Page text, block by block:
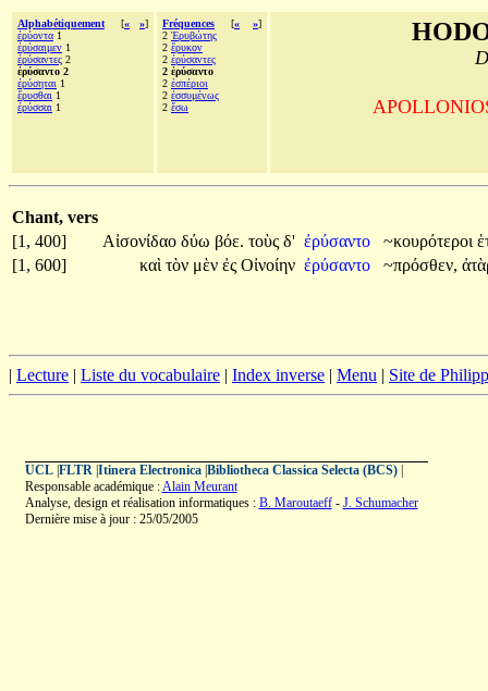
Alphabétiquement [« »]
ἐρύοντα 1
ἐρύσαιμεν 1
ἐρύσαντες 2
ἐρύσαντο 2
ἐρύσηται 1
ἔρυσθαι 1
ἐρύσσαι 1
Fréquences [« »]
2 Ἐρυβώτης
2 ἔρυκον
2 ἐρύσαντες
2 ἐρύσαντο
2 ἑσπέριοι
2 ἐσσυμένως
2 ἔσω
Chant, vers
[1, 400]
Αἰσονίδαο δύω βόε. τοὺς δ' ἐρύσαντο ~κουρότεροι
[1, 600]
καὶ τὸν μὲν ἐς Οἰνοίην ἐρύσαντο ~πρόσθεν,
| Lecture | Liste du vocabulaire | Index inverse | Menu | Site de
UCL| FLTR| Itinera Electronica| Bibliotheca Classica Selecta (BCS)|
Responsable académique :Alain Meurant
Analyse, design et réalisation informatiques : B. Maroutaeff- J. Schumacher
Dernière mise à jour : 25/05/2005